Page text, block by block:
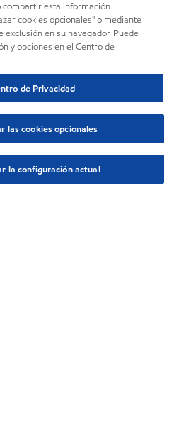
compartir esta información
cookies opcionales" o mediante
exclusión en su navegador. Puede
y opciones en el Centro de
de Privacidad
las cookies opcionales
la configuración actual